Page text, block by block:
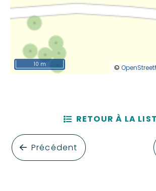
©
10 m
Précédent
RETOUR À LA